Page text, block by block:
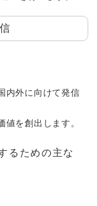
内外に向けて発信
を創出します。
るための主な